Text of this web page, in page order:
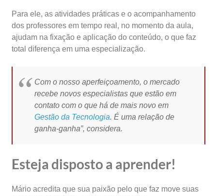
Para ele, as atividades práticas e o acompanhamento
dos professores em tempo real, no momento da aula,
ajudam na fixação e aplicação do conteúdo, o que faz
total diferença em uma especialização.
Com o nosso aperfeiçoamento, o mercado
recebe novos especialistas que estão em
contato com o que há de mais novo em
Gestão da Tecnologia. É uma relação de
ganha-ganha”, considera.
Esteja disposto a aprender!
Mário acredita que sua paixão pelo que faz move suas